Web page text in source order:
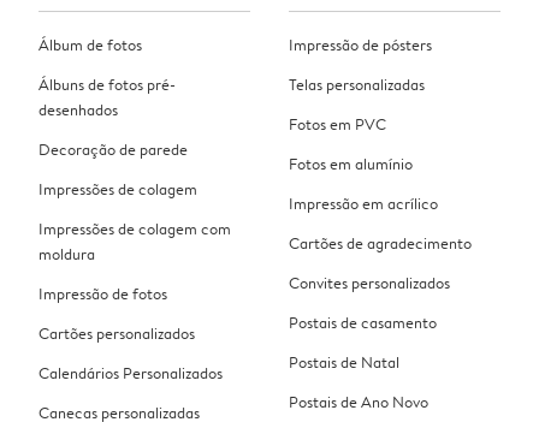
Álbum de fotos
Álbuns de fotos pré-
desenhados
Decoração de parede
Impressões de colagem
Impressões de colagem com
moldura
Impressão de fotos
Cartões personalizados
Calendários Personalizados
Canecas personalizadas
Impressão de pósters
Telas personalizadas
Fotos em PVC
Fotos em alumínio
Impressão em acrílico
Cartões de agradecimento
Convites personalizados
Postais de casamento
Postais de Natal
Postais de Ano Novo